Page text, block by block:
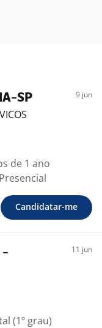
SP 9 jun
de 1 ano
Presencial
Candidatar-me
-
11 jun
(1º grau)